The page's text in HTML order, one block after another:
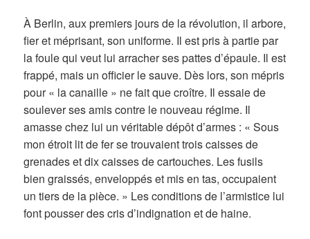
À Berlin, aux premiers jours de la révolution, il arbore,
fier et méprisant, son uniforme. Il est pris à partie par
la foule qui veut lui arracher ses pattes d’épaule. Il est
frappé, mais un officier le sauve. Dès lors, son mépris
pour « la canaille » ne fait que croître. Il essaie de
soulever ses amis contre le nouveau régime. Il
amasse chez lui un véritable dépôt d’armes : « Sous
mon étroit lit de fer se trouvaient trois caisses de
grenades et dix caisses de cartouches. Les fusils
bien graissés, enveloppés et mis en tas, occupaient
un tiers de la pièce. » Les conditions de l’armistice lui
font pousser des cris d’indignation et de haine.